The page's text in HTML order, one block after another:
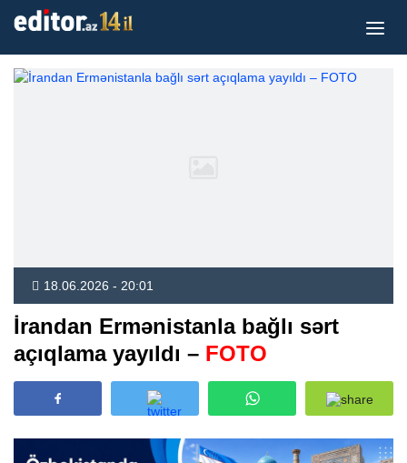
18.06.2026 - 20:01
İrandan Ermənistanla bağlı sərt
açıqlama yayıldı – FOTO